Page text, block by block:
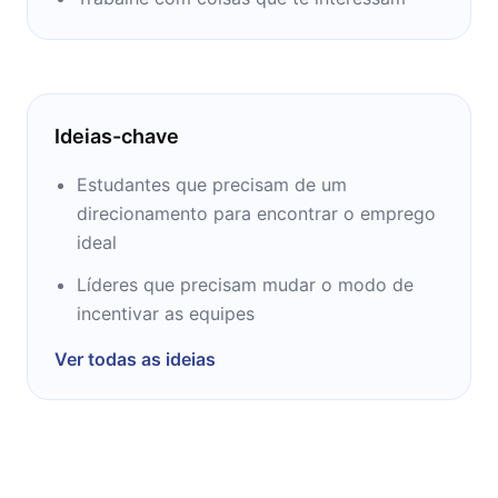
Ideias-chave
Estudantes que precisam de um
direcionamento para encontrar o emprego
ideal
Líderes que precisam mudar o modo de
incentivar as equipes
Ver todas as ideias